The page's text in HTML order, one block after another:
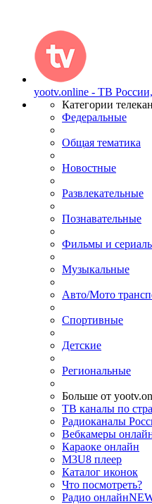
yootv.online - ТВ
Категории
Федеральные
Общая тематика
Новостные
Развлекательные
Познавательные
Фильмы и
Музыкальные
Авто/Мото
Спортивные
Детские
Региональные
Больше от
ТВ каналы по
Радиоканалы
Вебкамеры
Караоке онлайн
M3U8 плеер
Каталог иконок
Что посмотреть?
Радио онлайн